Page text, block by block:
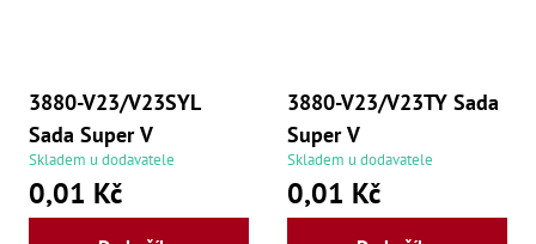
3880-V23/V23SYL
Sada Super V
Skladem u dodavatele
0,01 Kč
3880-V23/V23TY Sada
Super V
Skladem u dodavatele
0,01 Kč